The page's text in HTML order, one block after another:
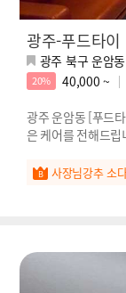
광주-푸드타이
광주 북구 운암
20% 40,000 ~
광주 운암동 [푸드
은 케어를 전해드립
사장님강추 소